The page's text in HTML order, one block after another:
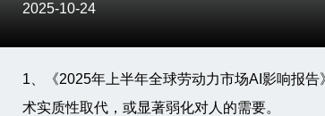
2025-10-24
1、《2025年上半年全球劳动力市场AI影响报
术实质性取代，或显著弱化对人的需要。